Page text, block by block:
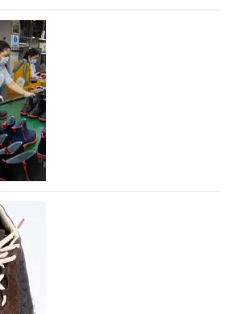
- новый раздел и
локальных
Lamoda решил обновить
продукции локальных
одежды, обуви и аксессуаров.
маркетинговую…
производства обуви в
не увеличился
производство обуви
зафиксировав